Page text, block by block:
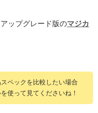
ップグレード版のマジカ
ペックを比較したい場合
使って見てくださいね！